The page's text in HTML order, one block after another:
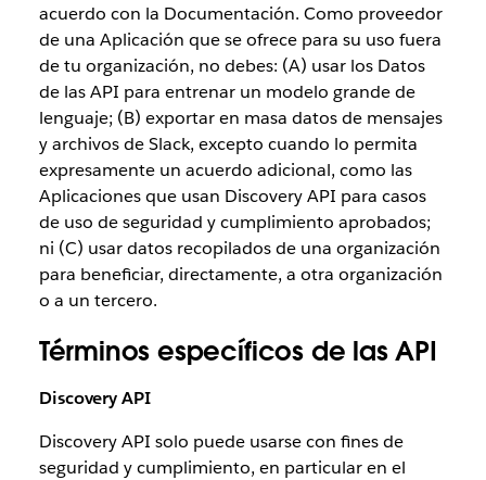
acuerdo con la Documentación. Como proveedor
de una Aplicación que se ofrece para su uso fuera
de tu organización, no debes: (A) usar los Datos
de las API para entrenar un modelo grande de
lenguaje; (B) exportar en masa datos de mensajes
y archivos de Slack, excepto cuando lo permita
expresamente un acuerdo adicional, como las
Aplicaciones que usan Discovery API para casos
de uso de seguridad y cumplimiento aprobados;
ni (C) usar datos recopilados de una organización
para beneficiar, directamente, a otra organización
o a un tercero.
Términos específicos de las API
Discovery API
Discovery API solo puede usarse con fines de
seguridad y cumplimiento, en particular en el